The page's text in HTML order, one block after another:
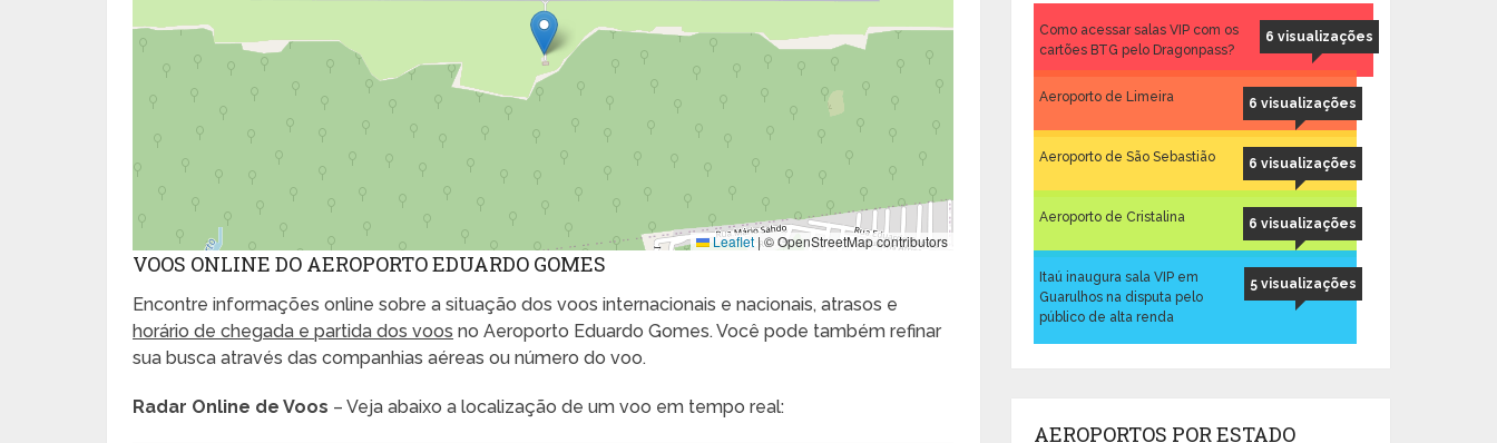
Leaflet |© OpenStreetMap contributors
VOOS ONLINE DO AEROPORTO EDUARDO GOMES
Encontre informações online sobre a situação dos voos internacionais e nacionais, atrasos e
horário de chegada e partida dos voos no Aeroporto Eduardo Gomes. Você pode também refinar
sua busca através das companhias aéreas ou número do voo.
Radar Online de Voos – Veja abaixo a localização de um voo em tempo real:
6 visualizações
Como acessar salas VIP com os
cartões BTG pelo Dragonpass?
6 visualizações
Aeroporto de Limeira
6 visualizações
Aeroporto de São Sebastião
6 visualizações
Aeroporto de Cristalina
5 visualizações
Itaú inaugura sala VIP em
Guarulhos na disputa pelo
público de alta renda
AEROPORTOS POR ESTADO